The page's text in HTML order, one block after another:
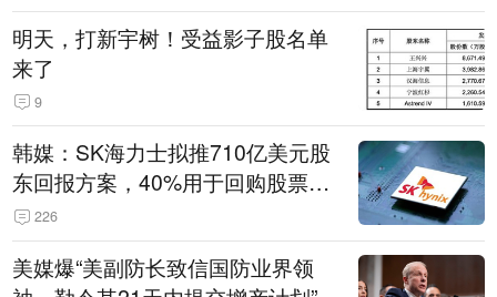
明天，打新宇树！受益影子股名单
来了
9
韩媒：SK海力士拟推710亿美元股
东回报方案，40%用于回购股票，
相当于美股发行规模
226
美媒爆“美副防长致信国防业界领